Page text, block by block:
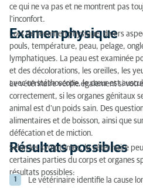
ce qui ne va pas et ne montrent pas
l'inconfort.
Examen physique
Lors de l'examen physique, divers
pouls, température, peau, pelage,
lymphatiques. La peau est examinée
et des décolorations, les oreilles, les
avec un stéthoscope, le cœur est
Le vétérinaire vérifie également si
correctement, si les organes génitaux
animal est d'un poids sain. Des
alimentaires et de boisson, ainsi que
défécation et de miction.
Résultats possibles
Selon les symptômes, le vétérinaire
certaines parties du corps et organes
résultats possibles:
Le vétérinaire identifie la cause